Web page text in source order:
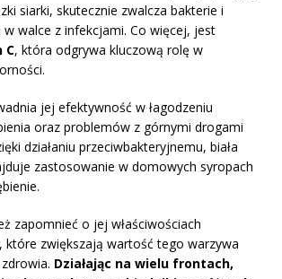
siarki, skutecznie zwalcza bakterie i
walce z infekcjami. Co więcej, jest
C, która odgrywa kluczową rolę w
jej efektywność w łagodzeniu
oraz problemów z górnymi drogami
działaniu przeciwbakteryjnemu, biała
zastosowanie w domowych syropach
zapomnieć o jej właściwościach
które zwiększają wartość tego warzywa
Działając na wielu frontach,